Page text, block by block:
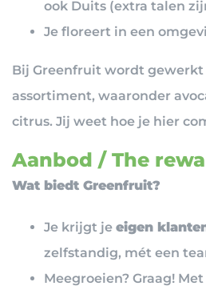
ook Duits (extra talen
Je floreert in een
Bij Greenfruit wordt
assortiment, waaronder
citrus. Jij weet hoe je hier
Aanbod / The
Wat biedt Greenfruit?
Je krijgt je eigen
zelfstandig, mét een
Meegroeien? Graag!